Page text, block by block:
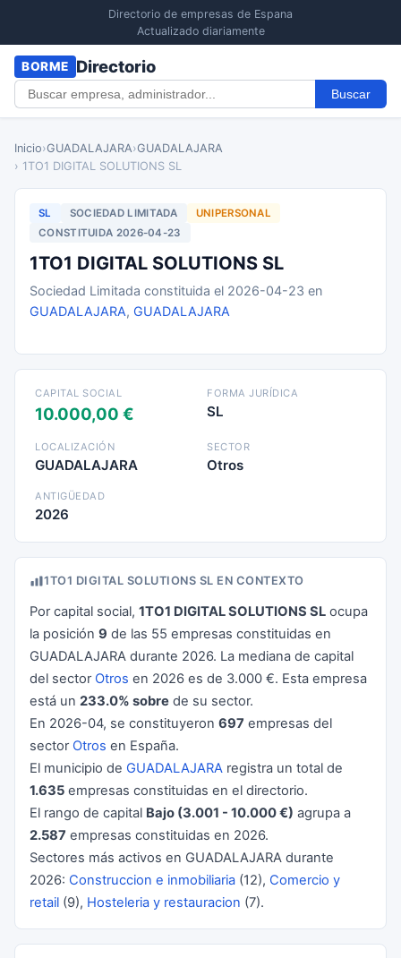
Directorio de empresas de Espana
Actualizado diariamente
BORME Directorio
Buscar
Inicio›GUADALAJARA›GUADALAJARA
› 1TO1 DIGITAL SOLUTIONS SL
SL SOCIEDAD LIMITADA
UNIPERSONAL
CONSTITUIDA 2026-04-23
1TO1 DIGITAL SOLUTIONS SL
Sociedad Limitada constituida el 2026-04-23 en
GUADALAJARA, GUADALAJARA
CAPITAL SOCIAL
10.000,00 €
FORMA JURÍDICA
SL
LOCALIZACIÓN
GUADALAJARA
SECTOR
Otros
ANTIGÜEDAD
2026
1TO1 DIGITAL SOLUTIONS SL EN CONTEXTO
Por capital social, 1TO1 DIGITAL SOLUTIONS SL ocupa
la posición 9 de las 55 empresas constituidas en
GUADALAJARA durante 2026. La mediana de capital
del sector Otros en 2026 es de 3.000 €. Esta empresa
está un 233.0% sobre de su sector.
En 2026-04, se constituyeron 697 empresas del
sector Otros en España.
El municipio de GUADALAJARA registra un total de
1.635 empresas constituidas en el directorio.
El rango de capital Bajo (3.001 - 10.000 €) agrupa a
2.587 empresas constituidas en 2026.
Sectores más activos en GUADALAJARA durante
2026: Construccion e inmobiliaria (12), Comercio y
retail (9), Hosteleria y restauracion (7).